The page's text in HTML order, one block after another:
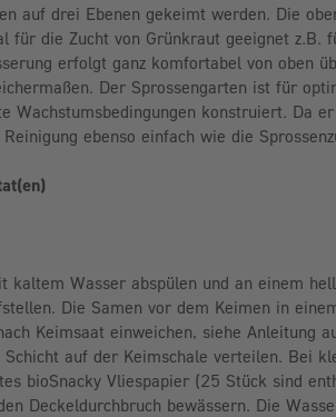
auf drei Ebenen gekeimt werden. Die
für die Zucht von Grünkraut geeignet z.B.
erfolgt ganz komfortabel von oben
Der Sprossengarten ist für
Wachstumsbedingungen konstruiert. Da
ebenso einfach wie die
kaltem Wasser abspülen und an einem
Die Samen vor dem Keimen in
Keimsaat einweichen, siehe Anleitung
auf der Keimschale verteilen. Bei
bioSnacky Vliespapier (25 Stück sind
Deckeldurchbruch bewässern. Die